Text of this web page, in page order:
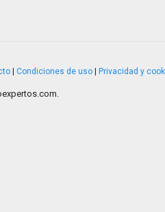
Condiciones de uso Privacidad y